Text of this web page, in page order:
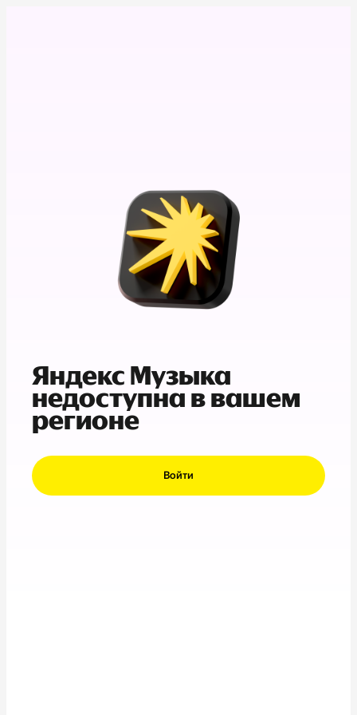
Яндекс Музыка
недоступна в вашем
регионе
Войти